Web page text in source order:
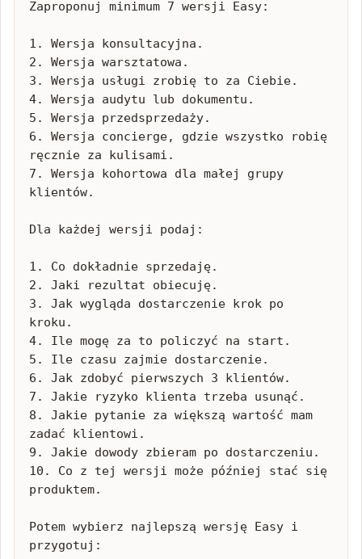
Zaproponuj minimum 7 wersji Easy:
1. Wersja konsultacyjna.
2. Wersja warsztatowa.
3. Wersja usługi zrobię to za Ciebie.
4. Wersja audytu lub dokumentu.
5. Wersja przedsprzedaży.
6. Wersja concierge, gdzie wszystko robię
ręcznie za kulisami.
7. Wersja kohortowa dla małej grupy
klientów.
Dla każdej wersji podaj:
1. Co dokładnie sprzedaję.
2. Jaki rezultat obiecuję.
3. Jak wygląda dostarczenie krok po
kroku.
4. Ile mogę za to policzyć na start.
5. Ile czasu zajmie dostarczenie.
6. Jak zdobyć pierwszych 3 klientów.
7. Jakie ryzyko klienta trzeba usunąć.
8. Jakie pytanie za większą wartość mam
zadać klientowi.
9. Jakie dowody zbieram po dostarczeniu.
10. Co z tej wersji może później stać się
produktem.
Potem wybierz najlepszą wersję Easy i
przygotuj: